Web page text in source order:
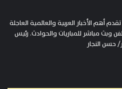
أهم الأخبار العربية والعالمية العاجلة
وبث مباشر للمباريات والحوادث. رئيس
حسن النجار